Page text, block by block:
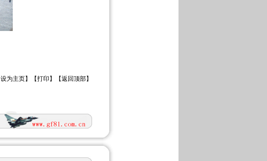
设为主页】【打印 】【返回顶部】